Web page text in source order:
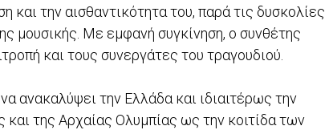
και την αισθαντικότητα του, παρά τις δυσκολίες
μουσικής. Με εμφανή συγκίνηση, ο συνθέτης
και τους συνεργάτες του τραγουδιού.
ανακαλύψει την Ελλάδα και ιδιαιτέρως την
και της Αρχαίας Ολυμπίας ως την κοιτίδα των